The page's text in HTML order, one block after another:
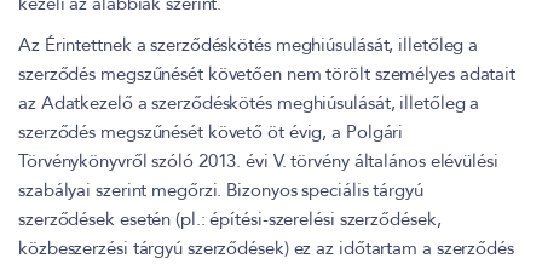
Az Érintettnek a szerződéskötés meghiúsulását, illetőleg a
szerződés megszűnését követően nem törölt személyes adatait
az Adatkezelő a szerződéskötés meghiúsulását, illetőleg a
szerződés megszűnését követő öt évig, a Polgári
Törvénykönyvről szóló 2013. évi V. törvény általános elévülési
szabályai szerint megőrzi. Bizonyos speciális tárgyú
szerződések esetén (pl.: építési-szerelési szerződések,
közbeszerzési tárgyú szerződések) ez az időtartam a szerződés